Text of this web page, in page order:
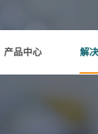
产品中心 解